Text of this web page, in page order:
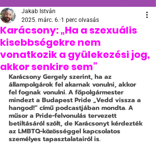
Karácsony: „Ha a szexuális
kisebbségekre nem
vonatkozik a gyülekezési jog,
akkor senkire sem”
Jakab István
2025. márc. 6. 1 perc olvasás
Karácsony Gergely szerint, ha az
állampolgárok fel akarnak vonulni, akkor
fel fognak vonulni. A főpolgármester
mindezt a Budapest Pride „Vedd vissza a
hangod!” című podcastjában mondta. A
műsor a Pride-felvonulás tervezett
betiltásáról szólt, de Karácsonyt kérdezték
az LMBTQ-közösséggel kapcsolatos
személyes tapasztalatairól is.